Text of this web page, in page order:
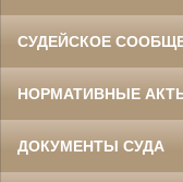
СУДЕЙСКОЕ
НОРМАТИВНЫЕ
ДОКУМЕНТЫ СУДА